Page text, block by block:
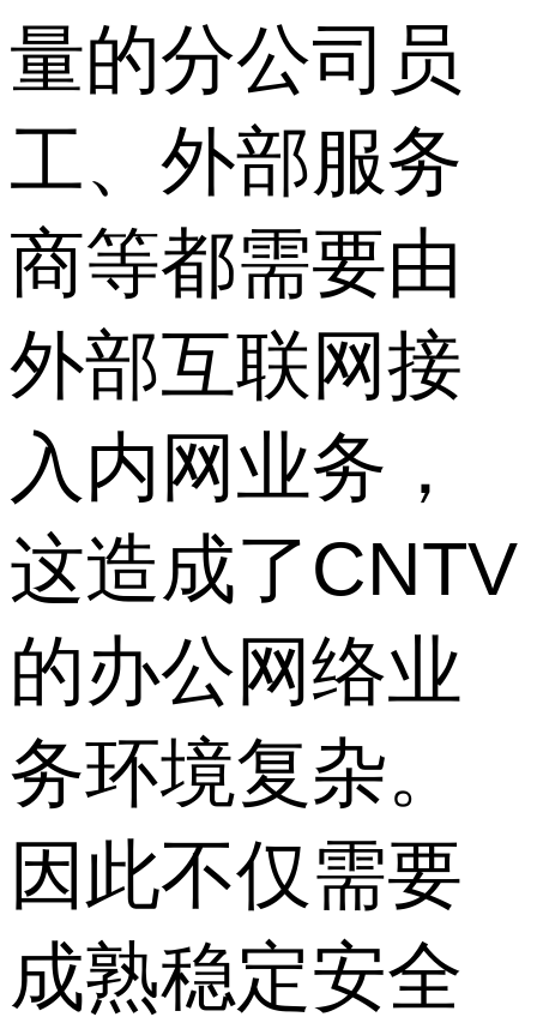
量的分公司员
工、外部服务
商等都需要由
外部互联网接
入内网业务，
这造成了CNTV
的办公网络业
务环境复杂。
因此不仅需要
成熟稳定安全